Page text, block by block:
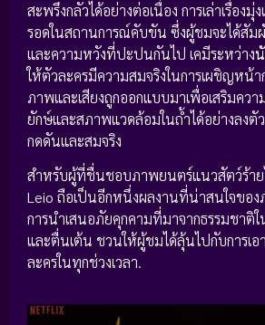
สะพรึงกลัวได้อย่างต่อเนื่อง การเล่าเรื่องมุ่
รอดในสถานการณ์คับขัน ซึ่งผู้ชมจะได้สัม
และความหวังที่ปะปนกันไป เคมีระหว่าง
ให้ตัวละครมีความสมจริงในการเผชิญหน้
ภาพและเสียงถูกออกแบบมาเพื่อเสริมควา
ยักษ์และสภาพแวดล้อมในถ้ำได้อย่างลงตั
กดดันและสมจริง
สำหรับผู้ที่ชื่นชอบภาพยนตร์แนวสัตว์ร้าย
Leio ถือเป็นอีกหนึ่งผลงานที่น่าสนใจขอ
การนำเสนอภัยคุกคามที่มาจากธรรมชาติ
และตื่นเต้น ชวนให้ผู้ชมได้ลุ้นไปกับการเอ
ละครในทุกช่วงเวลา.